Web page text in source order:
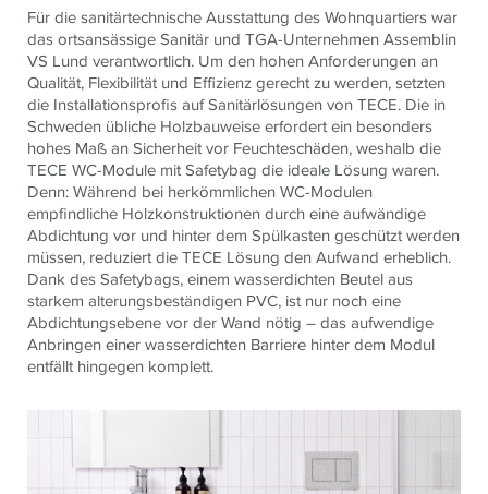
Für die sanitärtechnische Ausstattung des Wohnquartiers war
das ortsansässige Sanitär und TGA-Unternehmen Assemblin
VS Lund verantwortlich. Um den hohen Anforderungen an
Qualität, Flexibilität und Effizienz gerecht zu werden, setzten
die Installationsprofis auf Sanitärlösungen von TECE. Die in
Schweden übliche Holzbauweise erfordert ein besonders
hohes Maß an Sicherheit vor Feuchteschäden, weshalb die
TECE WC-Module mit Safetybag die ideale Lösung waren.
Denn: Während bei herkömmlichen WC-Modulen
empfindliche Holzkonstruktionen durch eine aufwändige
Abdichtung vor und hinter dem Spülkasten geschützt werden
müssen, reduziert die TECE Lösung den Aufwand erheblich.
Dank des Safetybags, einem wasserdichten Beutel aus
starkem alterungsbeständigen PVC, ist nur noch eine
Abdichtungsebene vor der Wand nötig – das aufwendige
Anbringen einer wasserdichten Barriere hinter dem Modul
entfällt hingegen komplett.